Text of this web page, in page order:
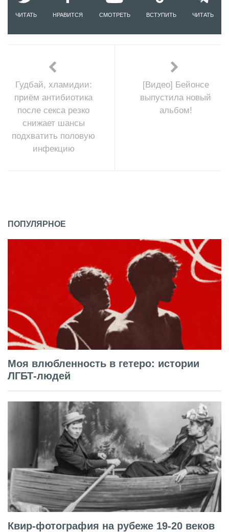
ЧИТАТЬ НРАВИТСЯ СМОТРЕТЬ ВСТУПИТЬ ЧИТАТЬ
Гудбай, хламидии:
приём антибиотика
после секса резко
снижает шансы
подхватить половую
инфекцию
[Видео] Бейонсе
выпустила новый
альбом!
ПОПУЛЯРНОЕ
Моя влюбленность в гетеро: истории
ЛГБТ-людей
Квир-фотография на рубеже 19-20 веков